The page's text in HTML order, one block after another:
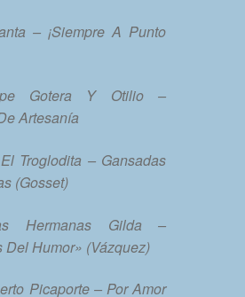
– ¡Siempre A Punto
Gotera Y Otilio –
Artesanía
Troglodita – Gansadas
(Gosset)
Hermanas Gilda –
Del Humor» (Vázquez)
Picaporte – Por Amor